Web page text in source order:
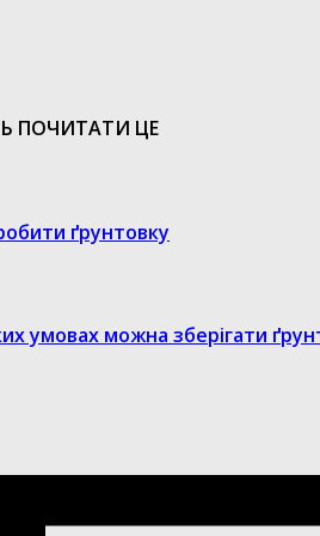
ПОЧИТАТИ ЦЕ
ґрунтовку
умовах можна зберігати